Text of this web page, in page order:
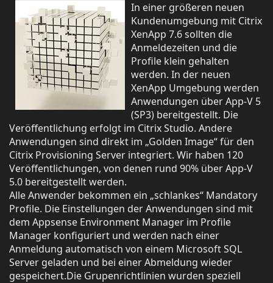
In einer größeren neuen
Kundenumgebung mit Citrix
XenApp 7.6 sollten die
Anmeldezeiten und die
Profile klein gehalten
werden. In der neuen
XenApp Umgebung werden
Anwendungen über App-V 5
(SP3) bereitgestellt. Die
Veröffentlichung erfolgt im Citrix Studio. Andere
Anwendungen sind direkt im „Golden Image“ für den
Citrix Provisioning Server integriert. Wir haben 120
Veröffentlichungen, von denen rund 90% über App-V
5.0 bereitgestellt werden.
Alle Anwender bekommen ein „schlankes“ Mandatory
Profile. Die Einstellungen der Anwendungen sind mit
dem Appsense Environment Manager im Profile
Manager konfiguriert und werden nach einer
Anmeldung automatisch von einem Microsoft SQL
Server geladen und bei einer Abmeldung wieder
gespeichert.Die Grupenrichtlinien wurden speziell